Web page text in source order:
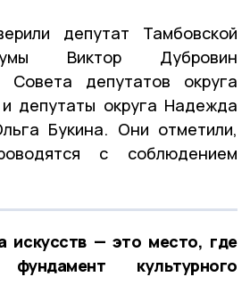
депутат Тамбовской
Виктор Дубровин
Совета депутатов округа
депутаты округа Надежда
Букина. Они отметили,
с соблюдением
искусств — это место, где
фундамент культурного